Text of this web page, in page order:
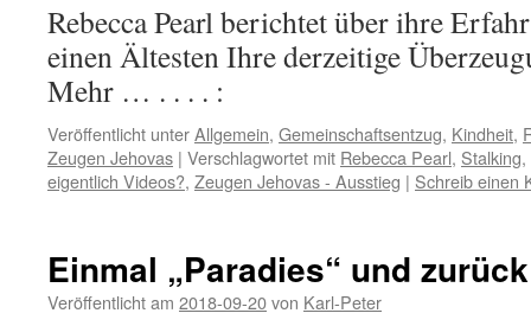
Rebecca Pearl berichtet über ihre
einen Ältesten Ihre derzeitige
Mehr … . . . . :
Veröffentlicht unterAllgemein, Gemeinschaftsentzug, Kindheit,
Zeugen Jehovas | Verschlagwortet mit Rebecca Pearl, Stalking,
eigentlich Videos?, Zeugen Jehovas - Ausstieg | Schreib einen
Einmal „Paradies“ und
Veröffentlicht am 2018-09-20von Karl-Peter